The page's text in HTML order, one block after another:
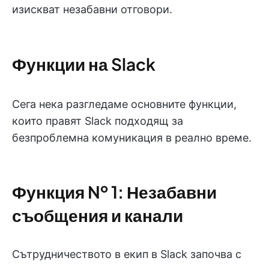
изискват незабавни отговори.
Функции на Slack
Сега нека разгледаме основните функции,
които правят Slack подходящ за
безпроблемна комуникация в реално време.
Функция № 1: Незабавни
съобщения и канали
Сътрудничеството в екип в Slack започва с